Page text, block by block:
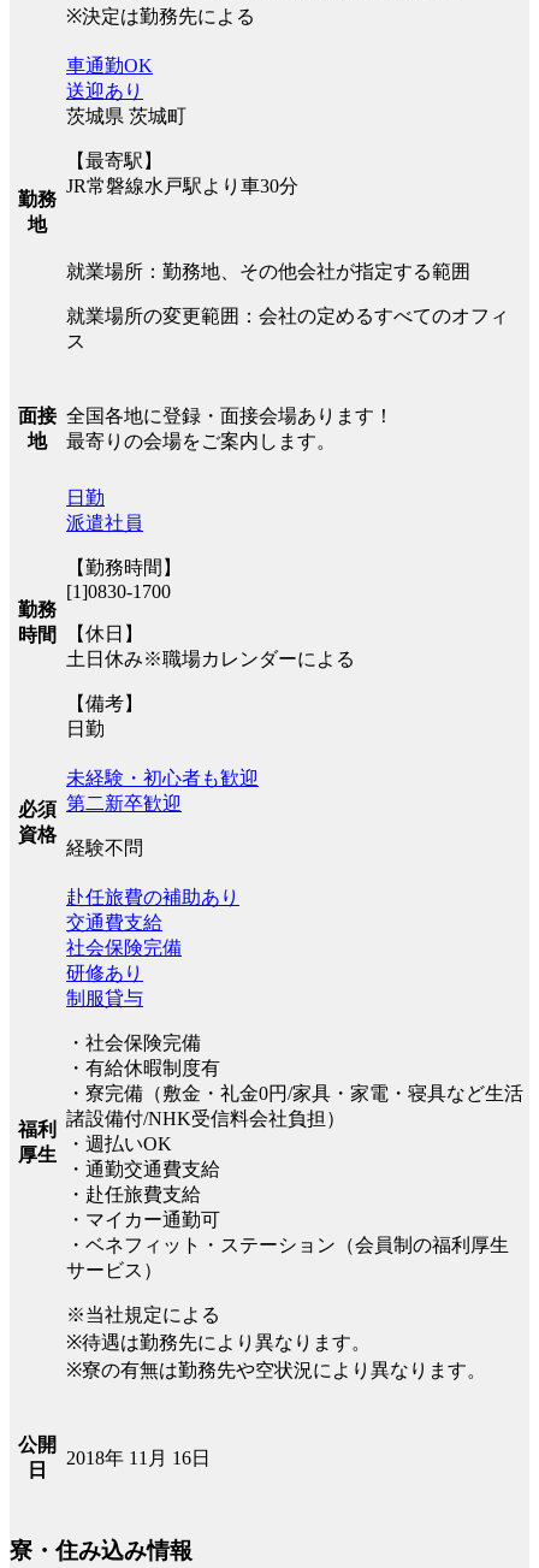
※決定は勤務先による
勤務
地
車通勤OK
送迎あり
茨城県 茨城町
【最寄駅】
JR常磐線水戸駅より車30分
就業場所：勤務地、その他会社が指定する範囲
就業場所の変更範囲：会社の定めるすべてのオフィ
ス
面接
地
全国各地に登録・面接会場あります！
最寄りの会場をご案内します。
勤務
時間
日勤
派遣社員
【勤務時間】
[1]0830-1700
【休日】
土日休み※職場カレンダーによる
【備考】
日勤
必須
資格
未経験・初心者も歓迎
第二新卒歓迎
経験不問
福利
厚生
赴任旅費の補助あり
交通費支給
社会保険完備
研修あり
制服貸与
・社会保険完備
・有給休暇制度有
・寮完備（敷金・礼金0円/家具・家電・寝具など生活
諸設備付/NHK受信料会社負担）
・週払いOK
・通勤交通費支給
・赴任旅費支給
・マイカー通勤可
・ベネフィット・ステーション（会員制の福利厚生
サービス）
※当社規定による
※待遇は勤務先により異なります。
※寮の有無は勤務先や空状況により異なります。
公開
日
2018年 11月 16日
寮・住み込み情報